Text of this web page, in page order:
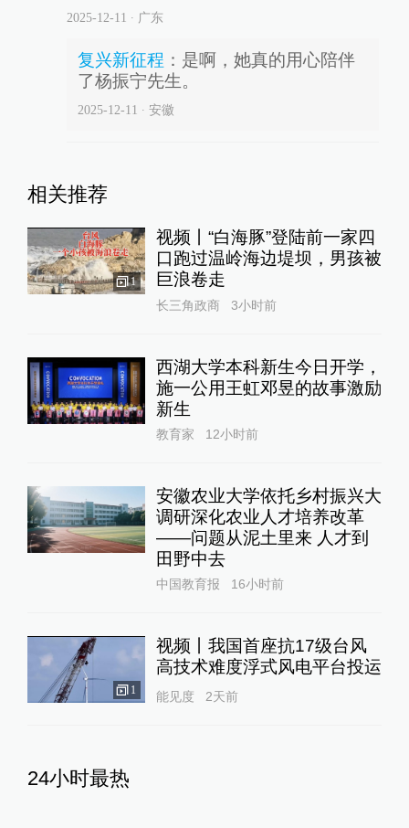
2025-12-11 ∙ 广东
复兴新征程 ： 是啊，她真的用心陪伴
了杨振宁先生。
2025-12-11 ∙ 安徽
相关推荐
1
视频丨“白海豚”登陆前一家四
口跑过温岭海边堤坝，男孩被
巨浪卷走
长三角政商 3小时前
西湖大学本科新生今日开学，
施一公用王虹邓昱的故事激励
新生
教育家 12小时前
安徽农业大学依托乡村振兴大
调研深化农业人才培养改革
——问题从泥土里来 人才到
田野中去
中国教育报 16小时前
1
视频丨我国首座抗17级台风
高技术难度浮式风电平台投运
能见度 2天前
24小时最热